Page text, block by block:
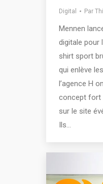
Digital Par
Mennen
digitale pour
shirt sport
qui enlève
l’agence H
concept fort
sur le site
Ils…